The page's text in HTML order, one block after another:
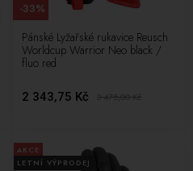
Pánské Lyžařské rukavice Reusch
Worldcup Warrior Neo black /
fluo red
2 343,75 Kč 3 475,00Kč
-33%
AKCE
LETNÍ VÝPRODEJ